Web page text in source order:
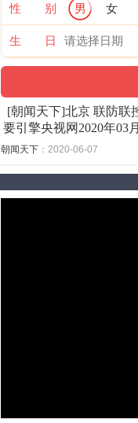
性 别 男 女
生 日
[朝闻天下]北京 联防联
要引擎央视网2020年03
朝闻天下 ：2020-06-07